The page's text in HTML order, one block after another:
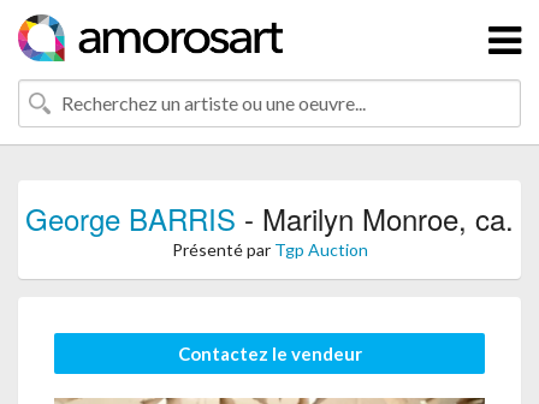
George BARRIS - Marilyn Monroe, ca.
Présenté par Tgp Auction
Contactez le vendeur